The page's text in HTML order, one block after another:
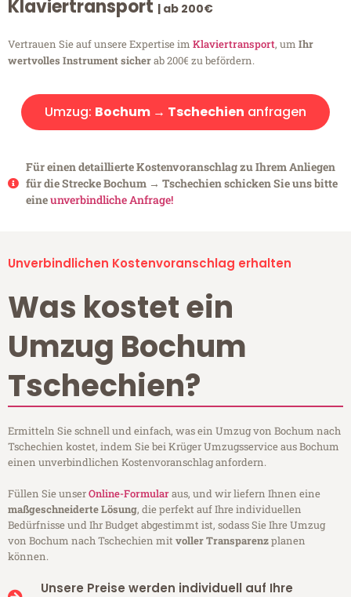
Klaviertransport | ab 200€
Vertrauen Sie auf unsere Expertise im Klaviertransport, um Ihr
wertvolles Instrument sicherab 200€ zu befördern.
Umzug: Bochum → Tschechien anfragen
Für einen detaillierte Kostenvoranschlag zu Ihrem Anliegen
für die Strecke Bochum → Tschechien schicken Sie uns bitte
eineunverbindliche Anfrage!
Unverbindlichen Kostenvoranschlag erhalten
Was kostet ein
Umzug Bochum
Tschechien?
Ermitteln Sie schnell und einfach, was ein Umzug von Bochum nach
Tschechien kostet, indem Sie bei Krüger Umzugsservice aus Bochum
einen unverbindlichen Kostenvoranschlag anfordern.
Füllen Sie unserOnline-Formularaus, und wir liefern Ihnen eine
maßgeschneiderte Lösung, die perfekt auf Ihre individuellen
Bedürfnisse und Ihr Budget abgestimmt ist, sodass Sie Ihre Umzug
von Bochum nach Tschechien mitvoller Transparenzplanen
können.
Unsere Preise werden individuell auf Ihre